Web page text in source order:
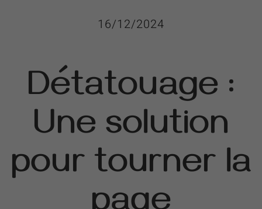
16/12/2024
Détatouage :
Une solution
pour tourner la